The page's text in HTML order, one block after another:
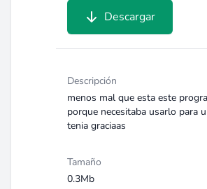
Descargar
Descripción
menos mal que esta este
porque necesitaba usarlo para
tenia graciaas
Tamaño
0.3Mb